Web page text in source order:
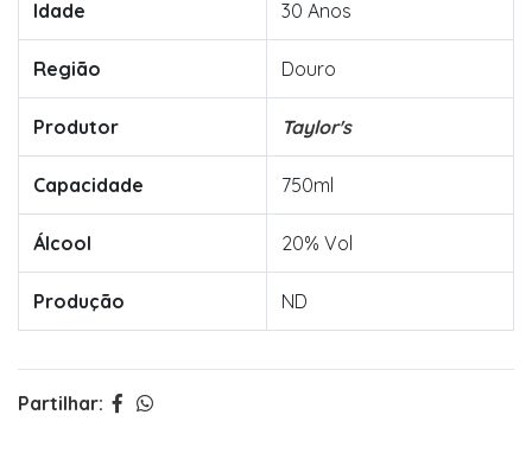
Idade 30 Anos
Região Douro
Produtor Taylor's
Capacidade 750ml
Álcool 20% Vol
Produção ND
Partilhar: